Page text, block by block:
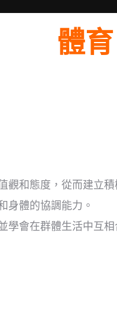
體育
觀和態度，從而建立
身體的協調能力。
學會在群體生活中互相